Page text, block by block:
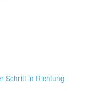
Schritt in Richtung